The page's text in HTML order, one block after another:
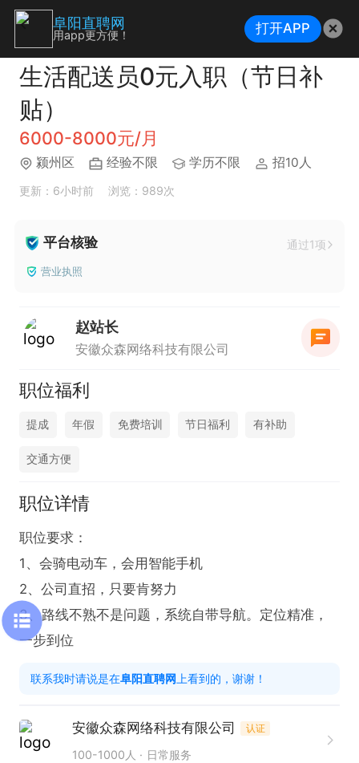
生活配送员0元入职（节日补
贴）
6000-8000元/月
颍州区 经验不限 学历不限 招10人
更新：6小时前 浏览：989次
平台核验 通过1项
营业执照
赵站长
安徽众森网络科技有限公司
职位福利
提成 年假 免费培训 节日福利 有补助
交通方便
职位详情
职位要求：
1、会骑电动车，会用智能手机
2、公司直招，只要肯努力
3、路线不熟不是问题，系统自带导航。定位精准，
一步到位
联系我时请说是在阜阳直聘网 上看到的，谢谢！
安徽众森网络科技有限公司 认证
100-1000人 日常服务
阜阳直聘网
用app更方便！ 打开APP